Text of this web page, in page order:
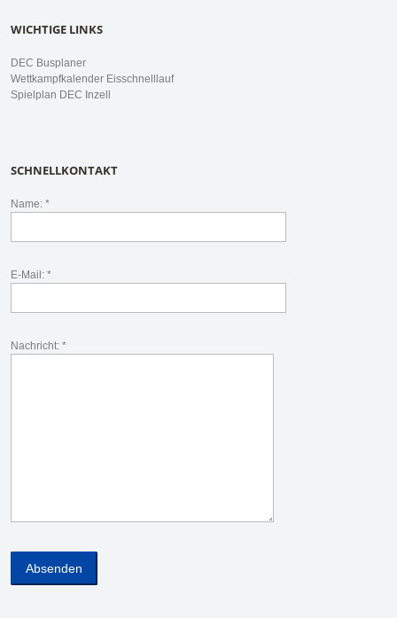
WICHTIGE LINKS
DEC Busplaner
Wettkampfkalender Eisschnelllauf
Spielplan DEC Inzell
SCHNELLKONTAKT
Name: *
E-Mail: *
Nachricht: *